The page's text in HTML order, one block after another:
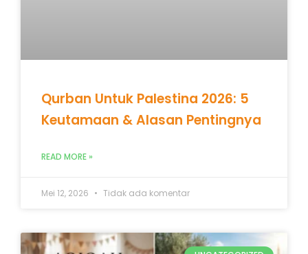
Qurban Untuk Palestina 2026: 5
Keutamaan & Alasan Pentingnya
READ MORE »
Mei 12, 2026 Tidak ada komentar